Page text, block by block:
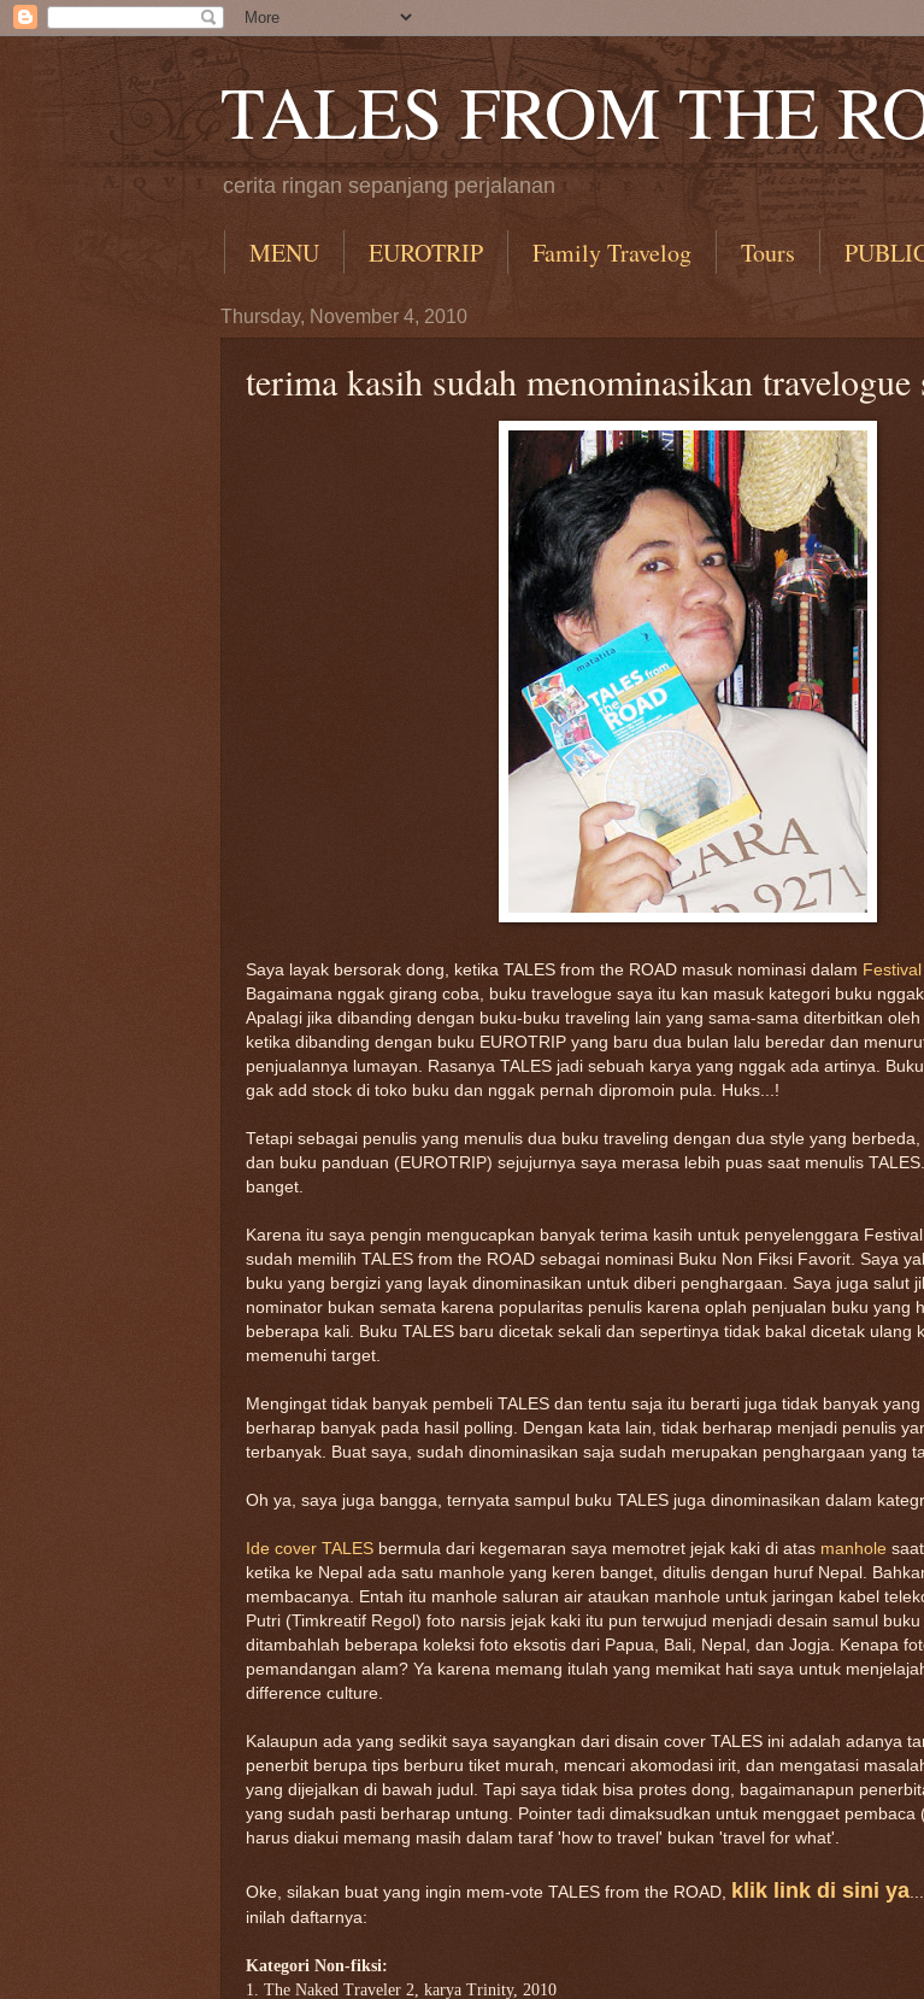
TALES FROM THE
cerita ringan sepanjang perjalanan
MENU EUROTRIP Family Travelog Tours
Thursday, November 4, 2010
terima kasih sudah menominasikan travelogue
Saya layak bersorak dong, ketika TALES from the ROAD masuk nominasi dalam
Bagaimana nggak girang coba, buku travelogue saya itu kan masuk kategori buku
Apalagi jika dibanding dengan buku-buku traveling lain yang sama-sama diterbitkan
ketika dibanding dengan buku EUROTRIP yang baru dua bulan lalu beredar dan
penjualannya lumayan. Rasanya TALES jadi sebuah karya yang nggak ada artinya.
gak add stock di toko buku dan nggak pernah dipromoin pula. Huks...!
Tetapi sebagai penulis yang menulis dua buku traveling dengan dua style yang
dan buku panduan (EUROTRIP) sejujurnya saya merasa lebih puas saat menulis
banget.
Karena itu saya pengin mengucapkan banyak terima kasih untuk penyelenggara
sudah memilih TALES from the ROAD sebagai nominasi Buku Non Fiksi Favorit. Saya
buku yang bergizi yang layak dinominasikan untuk diberi penghargaan. Saya juga salut
nominator bukan semata karena popularitas penulis karena oplah penjualan buku yang
beberapa kali. Buku TALES baru dicetak sekali dan sepertinya tidak bakal dicetak ulang
memenuhi target.
Mengingat tidak banyak pembeli TALES dan tentu saja itu berarti juga tidak banyak
berharap banyak pada hasil polling. Dengan kata lain, tidak berharap menjadi penulis
terbanyak. Buat saya, sudah dinominasikan saja sudah merupakan penghargaan yang
Oh ya, saya juga bangga, ternyata sampul buku TALES juga dinominasikan dalam
Ide cover TALES bermula dari kegemaran saya memotret jejak kaki di atas manholesaat
ketika ke Nepal ada satu manhole yang keren banget, ditulis dengan huruf Nepal.
membacanya. Entah itu manhole saluran air ataukan manhole untuk jaringan kabel
Putri (Timkreatif Regol) foto narsis jejak kaki itu pun terwujud menjadi desain samul
ditambahlah beberapa koleksi foto eksotis dari Papua, Bali, Nepal, dan Jogja. Kenapa
pemandangan alam? Ya karena memang itulah yang memikat hati saya untuk
difference culture.
Kalaupun ada yang sedikit saya sayangkan dari disain cover TALES ini adalah adanya
penerbit berupa tips berburu tiket murah, mencari akomodasi irit, dan mengatasi
yang dijejalkan di bawah judul. Tapi saya tidak bisa protes dong, bagaimanapun
yang sudah pasti berharap untung. Pointer tadi dimaksudkan untuk menggaet pembaca
harus diakui memang masih dalam taraf 'how to travel' bukan 'travel for what'.
Oke, silakan buat yang ingin mem-vote TALES from the ROAD, klik link di sini ya
inilah daftarnya:
Kategori Non-fiksi:
1. The Naked Traveler 2, karya Trinity, 2010